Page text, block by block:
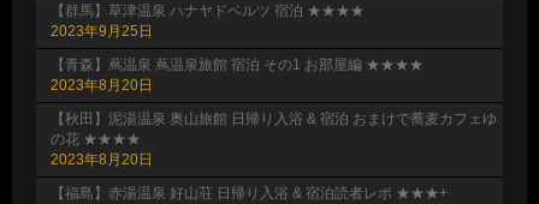
【群馬】草津温泉 ハナヤドベルツ 宿泊 ★★★★
2023年9月25日
【青森】蔦温泉 蔦温泉旅館 宿泊 その1 お部屋編 ★★★★
2023年8月20日
【秋田】泥湯温泉 奥山旅館 日帰り入浴 & 宿泊 おまけで蕎麦カフェゆ
の花 ★★★★
2023年8月20日
【福島】赤湯温泉 好山荘 日帰り入浴 & 宿泊読者レポ ★★★+